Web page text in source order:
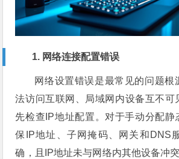
1. 网络连接配置错误
网络设置错误是最常见的问题根
法访问互联网、局域网内设备互不可
先检查IP地址配置。对于手动分配静
保IP地址、子网掩码、网关和DNS
确，且IP地址未与网络内其他设备冲